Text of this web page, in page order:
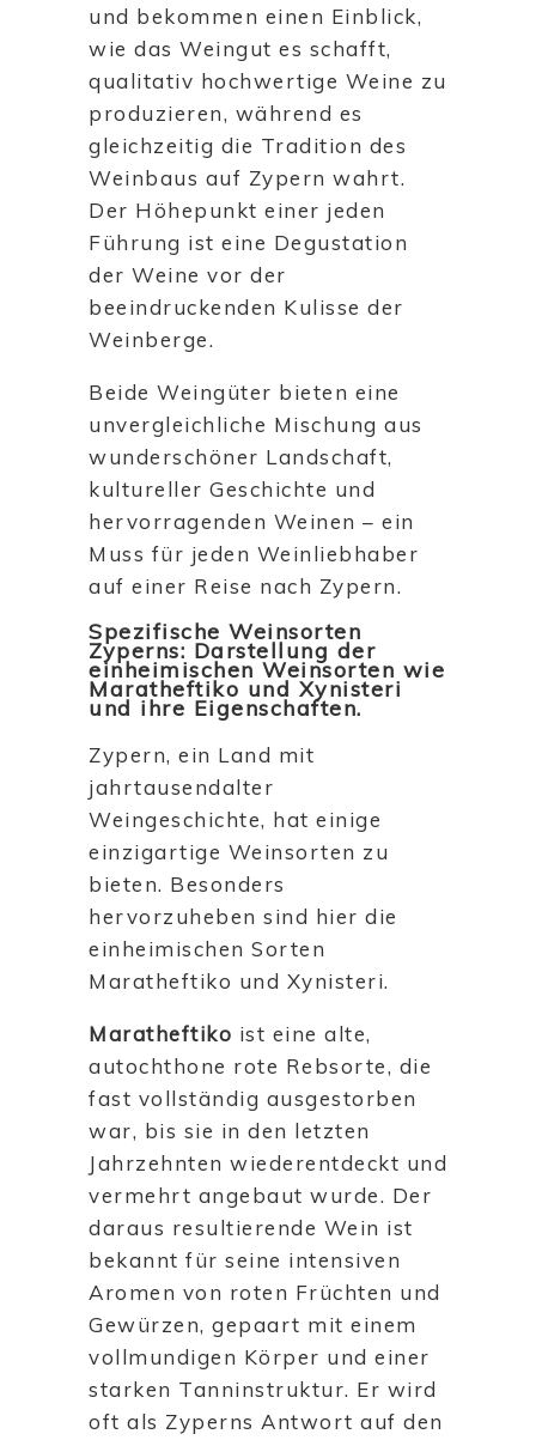
und bekommen einen Einblick,
wie das Weingut es schafft,
qualitativ hochwertige Weine zu
produzieren, während es
gleichzeitig die Tradition des
Weinbaus auf Zypern wahrt.
Der Höhepunkt einer jeden
Führung ist eine Degustation
der Weine vor der
beeindruckenden Kulisse der
Weinberge.
Beide Weingüter bieten eine
unvergleichliche Mischung aus
wunderschöner Landschaft,
kultureller Geschichte und
hervorragenden Weinen – ein
Muss für jeden Weinliebhaber
auf einer Reise nach Zypern.
Spezifische Weinsorten
Zyperns: Darstellung der
einheimischen Weinsorten wie
Maratheftiko und Xynisteri
und ihre Eigenschaften.
Zypern, ein Land mit
jahrtausendalter
Weingeschichte, hat einige
einzigartige Weinsorten zu
bieten. Besonders
hervorzuheben sind hier die
einheimischen Sorten
Maratheftiko und Xynisteri.
Maratheftiko ist eine alte,
autochthone rote Rebsorte, die
fast vollständig ausgestorben
war, bis sie in den letzten
Jahrzehnten wiederentdeckt und
vermehrt angebaut wurde. Der
daraus resultierende Wein ist
bekannt für seine intensiven
Aromen von roten Früchten und
Gewürzen, gepaart mit einem
vollmundigen Körper und einer
starken Tanninstruktur. Er wird
oft als Zyperns Antwort auf den